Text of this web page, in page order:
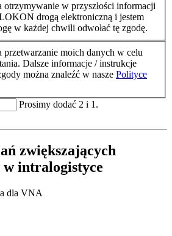
otrzymywanie w przyszłości informacji
drogą elektroniczną i jestem
w każdej chwili odwołać tę zgodę.
przetwarzanie moich danych w celu
Dalsze informacje / instrukcje
można znaleźć w nasze Polityce
Prosimy dodać 2 i 1.
zwiększających
w intralogistyce